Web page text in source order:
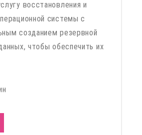
восстановления и
системы с
созданием резервной
чтобы обеспечить их